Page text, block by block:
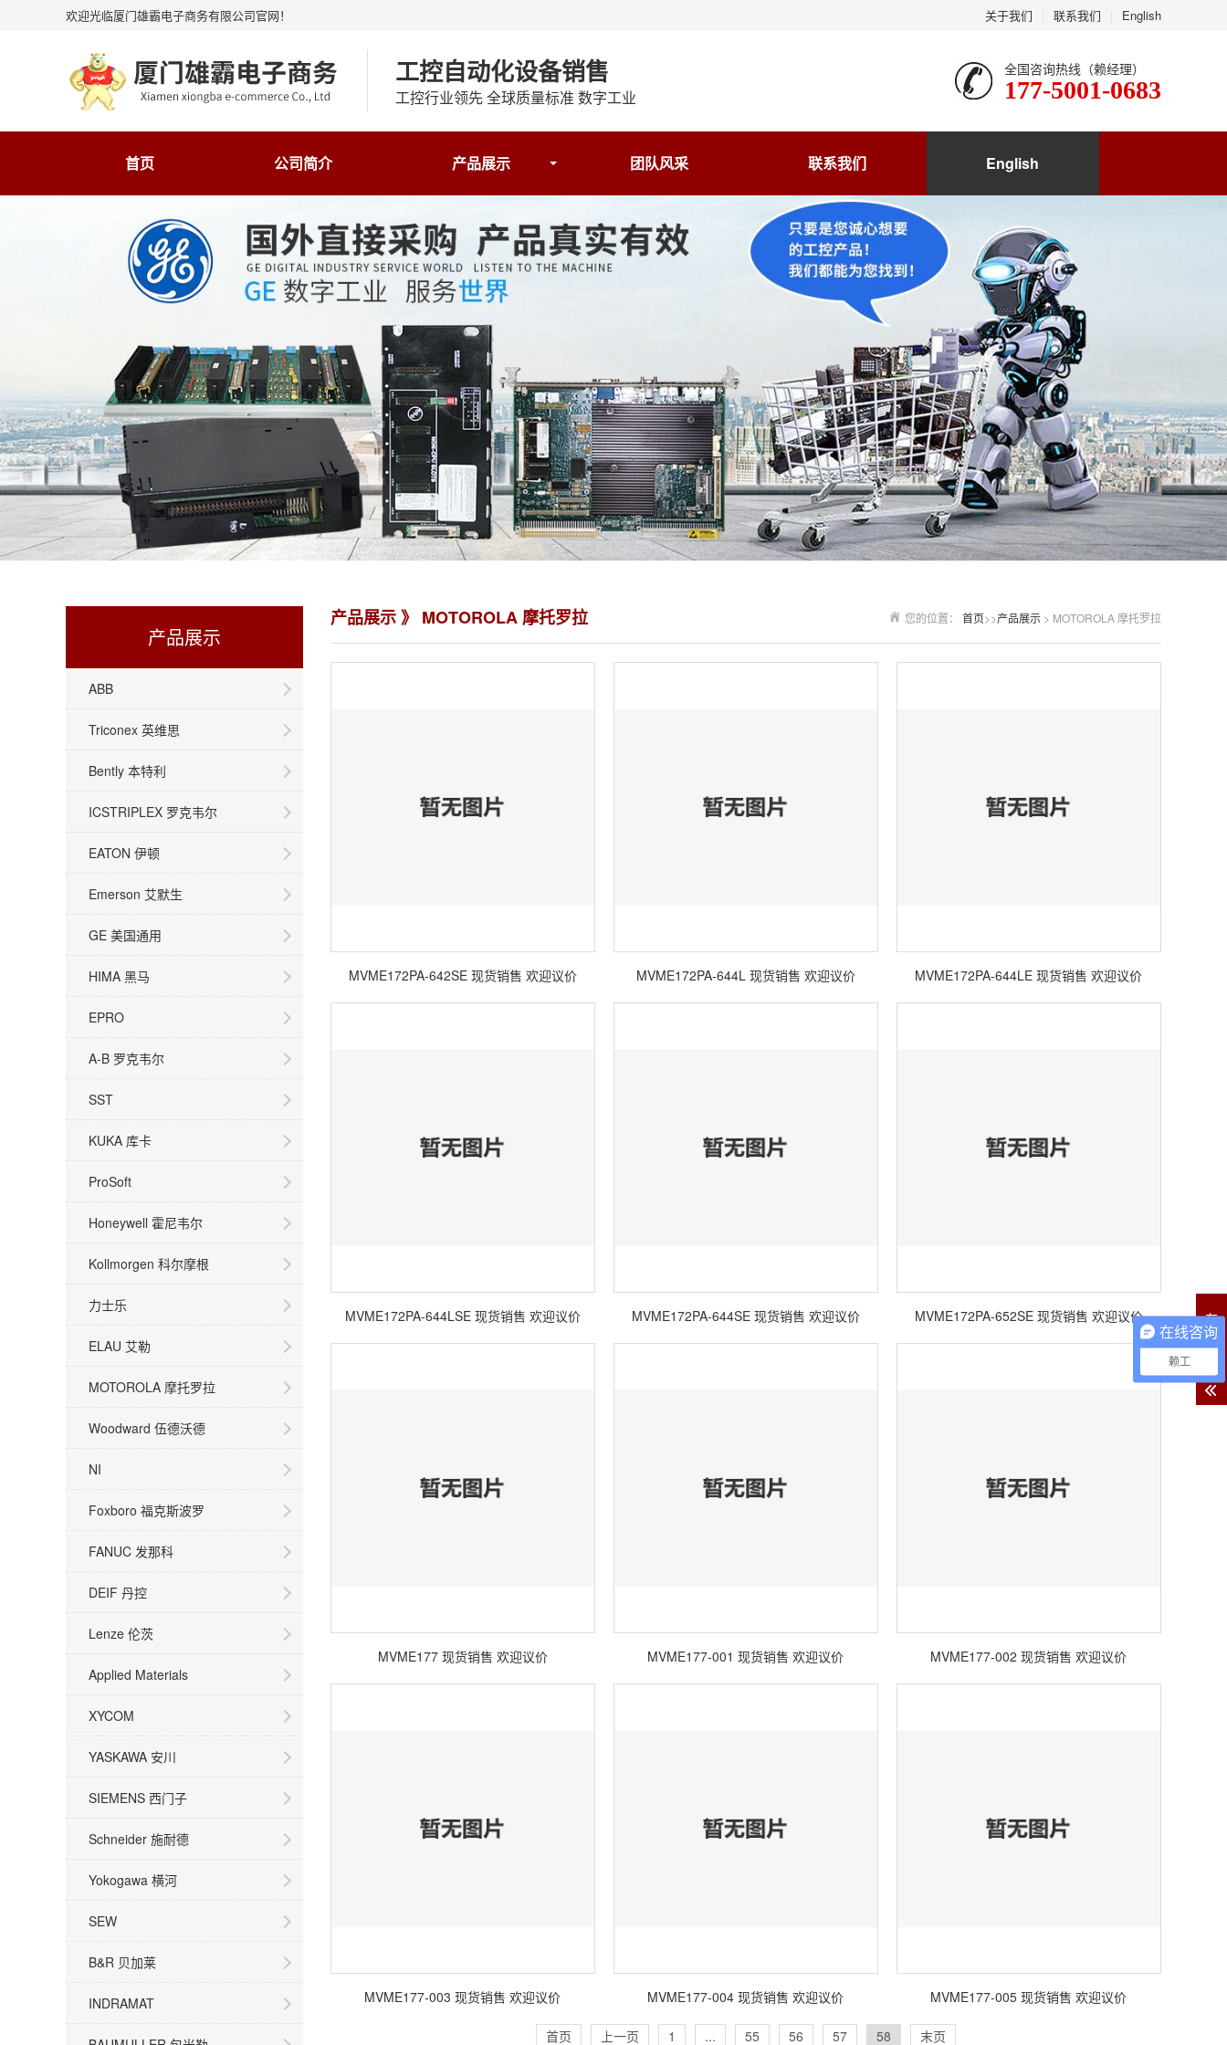
关于我们 联系我们 English
欢迎光临厦门雄霸电子商务有限公司官网！
工控自动化设备销售
工控行业领先 全球质量标准 数字工业
全国咨询热线（赖经理）
177-5001-0683
首页 公司简介 产品展示 团队风采 联系我们 English
产品展示
ABB
Triconex 英维思
Bently 本特利
ICSTRIPLEX 罗克韦尔
EATON 伊顿
Emerson 艾默生
GE 美国通用
HIMA 黑马
EPRO
A-B 罗克韦尔
SST
KUKA 库卡
ProSoft
Honeywell 霍尼韦尔
Kollmorgen 科尔摩根
力士乐
ELAU 艾勒
MOTOROLA 摩托罗拉
Woodward 伍德沃德
NI
Foxboro 福克斯波罗
FANUC 发那科
DEIF 丹控
Lenze 伦茨
Applied Materials
XYCOM
YASKAWA 安川
SIEMENS 西门子
Schneider 施耐德
Yokogawa 横河
SEW
B&R 贝加莱
INDRAMAT
您的位置： 首页>>产品展示 > MOTOROLA 摩托罗拉
产品展示 》 MOTOROLA 摩托罗拉
MVME172PA-642SE 现货销售 欢迎议价 MVME172PA-644L 现货销售 欢迎议价 MVME172PA-644LE 现货销售 欢迎议价
MVME172PA-644LSE 现货销售 欢迎议价 MVME172PA-644SE 现货销售 欢迎议价 MVME172PA-652SE 现货销售 欢迎议价
MVME177 现货销售 欢迎议价 MVME177-001 现货销售 欢迎议价 MVME177-002 现货销售 欢迎议价
MVME177-003 现货销售 欢迎议价 MVME177-004 现货销售 欢迎议价 MVME177-005 现货销售 欢迎议价
首页 上一页 1 ... 55 56 57 58 末页
在
线
客
在线咨询
赖工